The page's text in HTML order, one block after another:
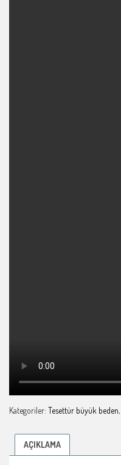
Kategoriler: Tesettür büyük beden,
AÇIKLAMA